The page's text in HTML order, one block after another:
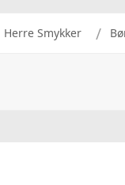
Herre Smykker